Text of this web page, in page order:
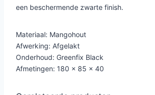
een beschermende zwarte finish.
Materiaal: Mangohout
Afwerking: Afgelakt
Onderhoud: Greenfix Black
Afmetingen: 180 x 85 x 40